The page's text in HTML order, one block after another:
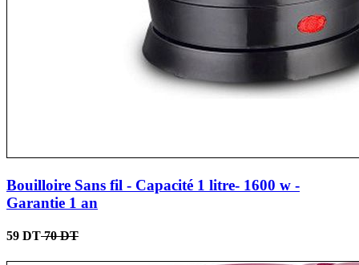
Bouilloire Sans fil - Capacité 1 litre- 1600 w -
Garantie 1 an
59 DT70 DT